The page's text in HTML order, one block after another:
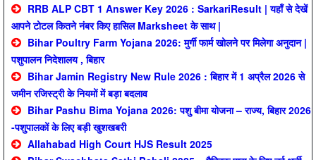
RRB ALP CBT 1 Answer Key 2026 : SarkariResult | यहाँ से देखें
आपने टोटल कितने नंबर किए हासिल Marksheet के साथ |
Bihar Poultry Farm Yojana 2026: मुर्गी फार्म खोलने पर मिलेगा अनुदान |
पशुपालन निदेशालय , बिहार
Bihar Jamin Registry New Rule 2026 : बिहार में 1 अप्रैल 2026 से
जमीन रजिस्ट्री के नियमों में बड़ा बदलाव
Bihar Pashu Bima Yojana 2026: पशु बीमा योजना – राज्य, बिहार 2026
-पशुपालकों के लिए बड़ी खुशखबरी
Allahabad High Court HJS Result 2025